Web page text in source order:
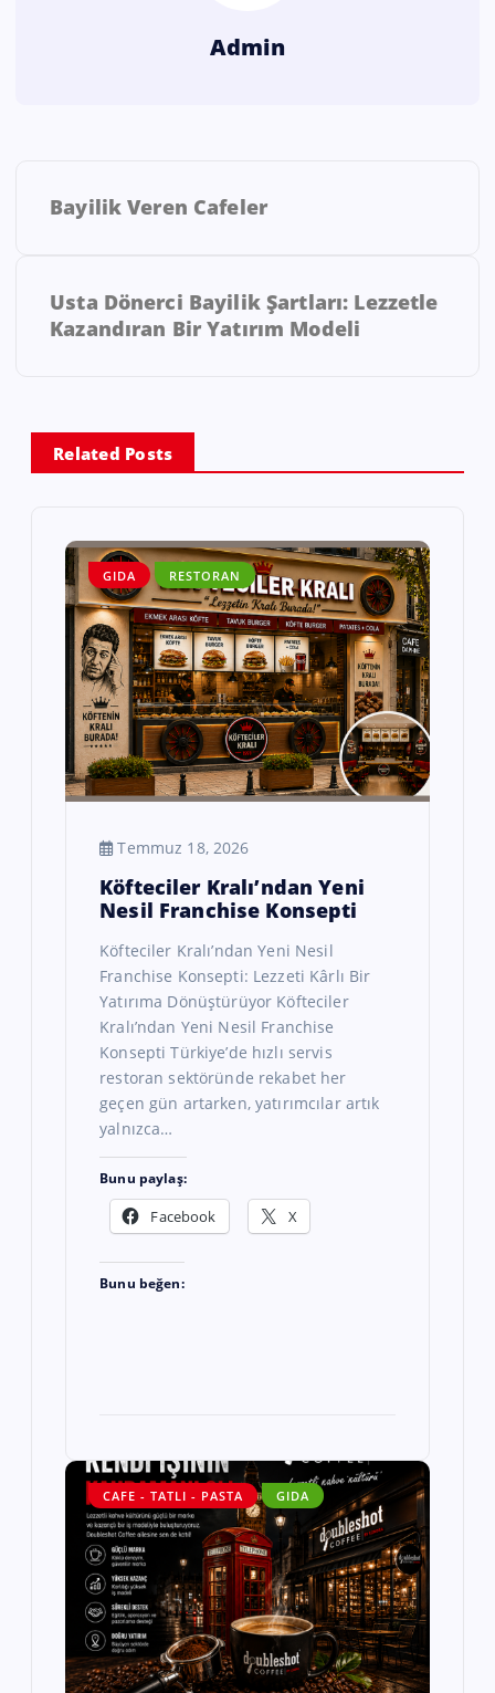
Admin
Bayilik Veren Cafeler
Usta Dönerci Bayilik Şartları: Lezzetle
Kazandıran Bir Yatırım Modeli
Related Posts
GIDA RESTORAN
Temmuz 18, 2026
Köfteciler Kralı’ndan Yeni
Nesil Franchise Konsepti
Köfteciler Kralı’ndan Yeni Nesil
Franchise Konsepti: Lezzeti Kârlı Bir
Yatırıma Dönüştürüyor Köfteciler
Kralı’ndan Yeni Nesil Franchise
Konsepti Türkiye’de hızlı servis
restoran sektöründe rekabet her
geçen gün artarken, yatırımcılar artık
yalnızca…
Bunu paylaş:
Facebook X
Bunu beğen:
CAFE - TATLI - PASTA GIDA